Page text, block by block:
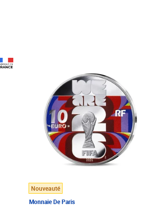
Nouveauté
Monnaie De Paris